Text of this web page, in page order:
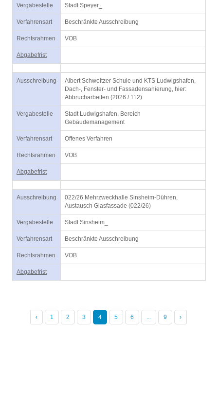
Vergabestelle Stadt Speyer_
Verfahrensart Beschränkte Ausschreibung
Rechtsrahmen VOB
Abgabefrist
Ausschreibung
Albert Schweitzer Schule und KTS Ludwigshafen,
Dach-, Fenster- und Fassadensanierung, hier:
Abbrucharbeiten (2026 / 112)
Vergabestelle
Stadt Ludwigshafen, Bereich
Gebäudemanagement
Verfahrensart Offenes Verfahren
Rechtsrahmen VOB
Abgabefrist
Ausschreibung
022/26 Mehrzweckhalle Sinsheim-Dühren,
Austausch Glasfassade (022/26)
Vergabestelle Stadt Sinsheim_
Verfahrensart Beschränkte Ausschreibung
Rechtsrahmen VOB
Abgabefrist
‹ 1 2 3 4 5 6 ... 9 ›